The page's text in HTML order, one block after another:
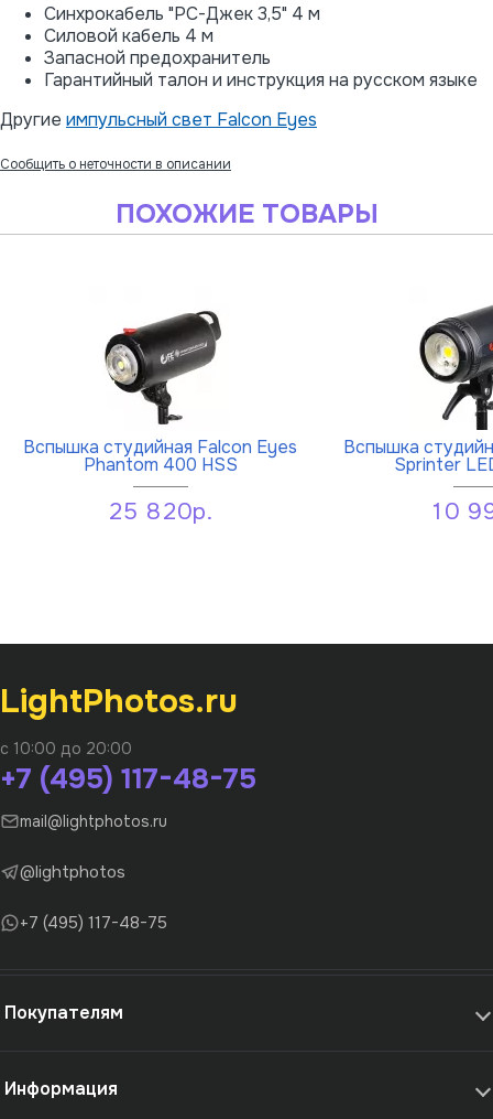
Синхрокабель "PC-Джек 3,5" 4 м
Силовой кабель 4 м
Запасной предохранитель
Гарантийный талон и инструкция на русском языке
Другие импульсный свет Falcon Eyes
Сообщить о неточности в описании
ПОХОЖИЕ ТОВАРЫ
Вспышка студийная Falcon Eyes
Phantom 400 HSS
25 820р.
Вспышка
Sprinter
10
LightPhotos.ru
с 10:00 до 20:00
+7 (495) 117-48-75
mail@lightphotos.ru
@lightphotos
+7 (495) 117-48-75
Покупателям
Информация